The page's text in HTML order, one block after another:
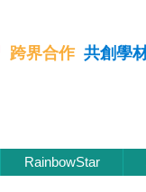
跨界合作 共創學
跨界合作 共創學
RainbowStar